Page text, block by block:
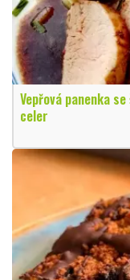
Vepřová panenka
celer